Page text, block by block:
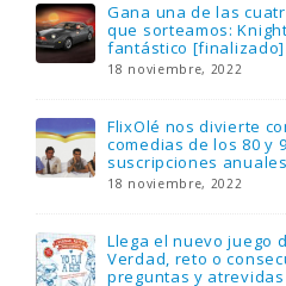
Gana una de las
que sorteamos:
fantástico [finalizado]
18 noviembre, 2022
FlixOlé nos divierte
comedias de los 80 y
suscripciones anuales
18 noviembre, 2022
Llega el nuevo juego
Verdad, reto o
preguntas y